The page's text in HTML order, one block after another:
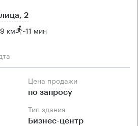
2
км ~11 мин
Цена продажи
по запросу
Тип здания
Бизнес-центр